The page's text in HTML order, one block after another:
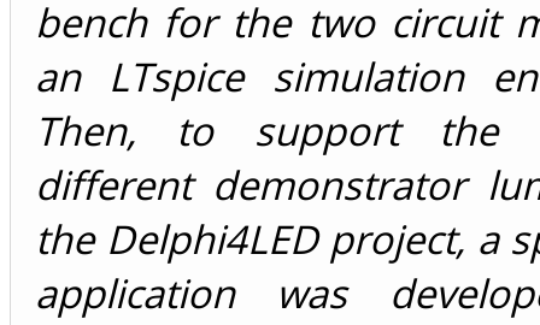
bench for the two circuit
an LTspice simulation
Then, to support the
different demonstrator
the Delphi4LED project, a
application was